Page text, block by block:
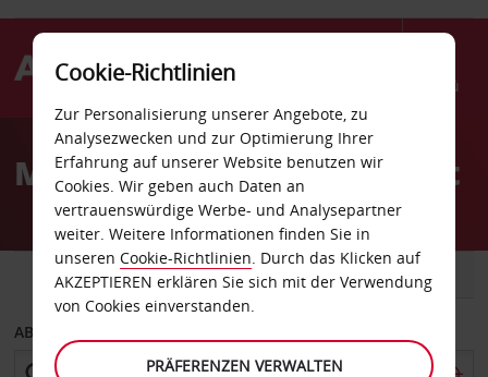
Menü
AvisMietwagen in Schweinfurt
FAHRZEUG TRANSPORTER
ABHOLEN VON
Cookie-Richtlinien
Zur Personalisierung unserer Angebote, zu
Analysezwecken und zur Optimierung Ihrer
Erfahrung auf unserer Website benutzen wir
Cookies. Wir geben auch Daten an
vertrauenswürdige Werbe- und Analysepartner
weiter. Weitere Informationen finden Sie in
unseren Cookie-Richtlinien. Durch das Klicken auf
AKZEPTIEREN erklären Sie sich mit der Verwendung
von Cookies einverstanden.
PRÄFERENZEN VERWALTEN